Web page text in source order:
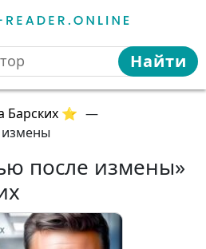
Найти
Барских ⭐ —
после измены»